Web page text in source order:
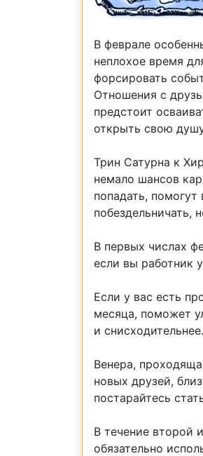
В феврале
неплохое время
форсировать
Отношения с
предстоит
открыть свою
Трин Сатурна к
немало шансов
попадать,
побездельничать,
В первых числах
если вы работник
Если у вас есть
месяца, поможет
и снисходительнее.
Венера,
новых друзей,
постарайтесь
В течение второй
обязательно